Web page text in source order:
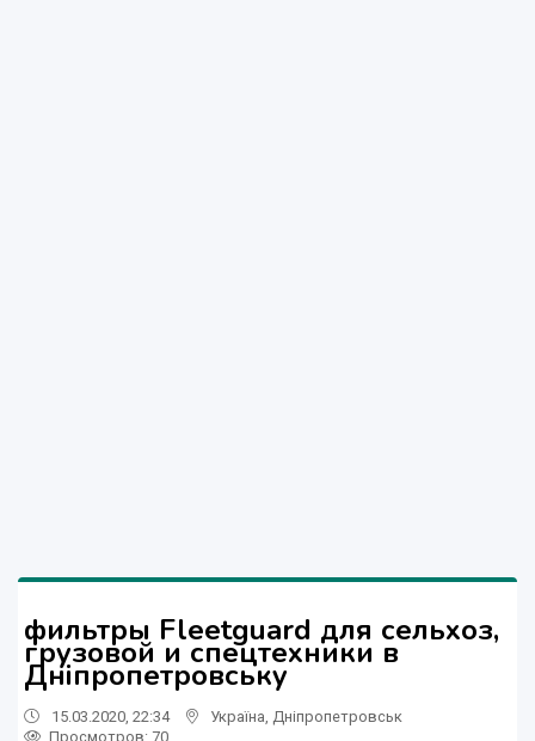
фильтры Fleetguard для сельхоз,
грузовой и спецтехники в
Дніпропетровську
15.03.2020, 22:34 Україна Дніпропетровськ
Просмотров: 70